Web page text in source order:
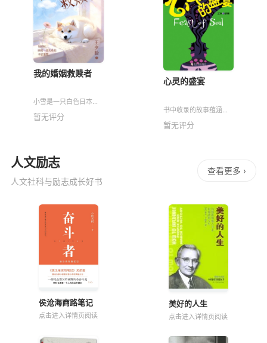
我的婚姻救赎者
小雪是一只白色日本柴
和我闹别扭甚至提出离
共同细心
暂无评分
心灵的盛宴
书中收录的故事蕴涵着
哲学，用心去读这些故
暂无评分
人文励志
人文社科与励志成长好书
查看更多 ›
侯沧海商路笔记
点击进入详情页阅读
美好的人生
点击进入详情页阅读